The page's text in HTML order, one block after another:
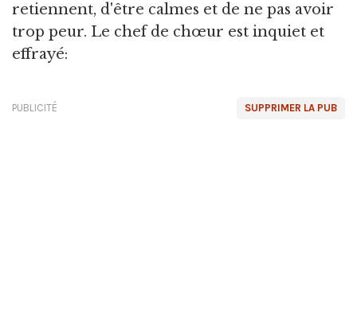
retiennent, d'être calmes et de ne pas avoir
trop peur. Le chef de chœur est inquiet et
effrayé:
SUPPRIMER LA PUB
PUBLICITÉ